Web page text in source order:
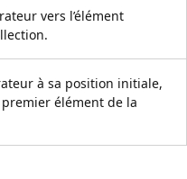
vers l’élément
à sa position initiale,
élément de la